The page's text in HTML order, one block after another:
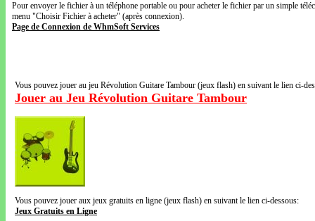
Pour envoyer le fichier à un téléphone portable ou pour acheter le fichier par un simple
menu "Choisir Fichier à acheter" (après connexion).
Page de Connexion de WhmSoft Services
Vous pouvez jouer au jeu Révolution Guitare Tambour (jeux flash) en suivant le lien ci-
Jouer au Jeu Révolution Guitare Tambour
Vous pouvez jouer aux jeux gratuits en ligne (jeux flash) en suivant le lien ci-dessous:
Jeux Gratuits en Ligne